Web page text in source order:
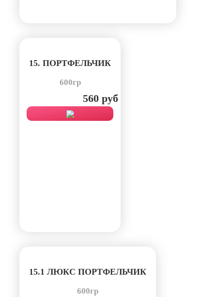
15. ПОРТФЕЛЬЧИК
600гр
560 руб
15.1 ЛЮКС ПОРТФЕЛЬЧИК
600гр